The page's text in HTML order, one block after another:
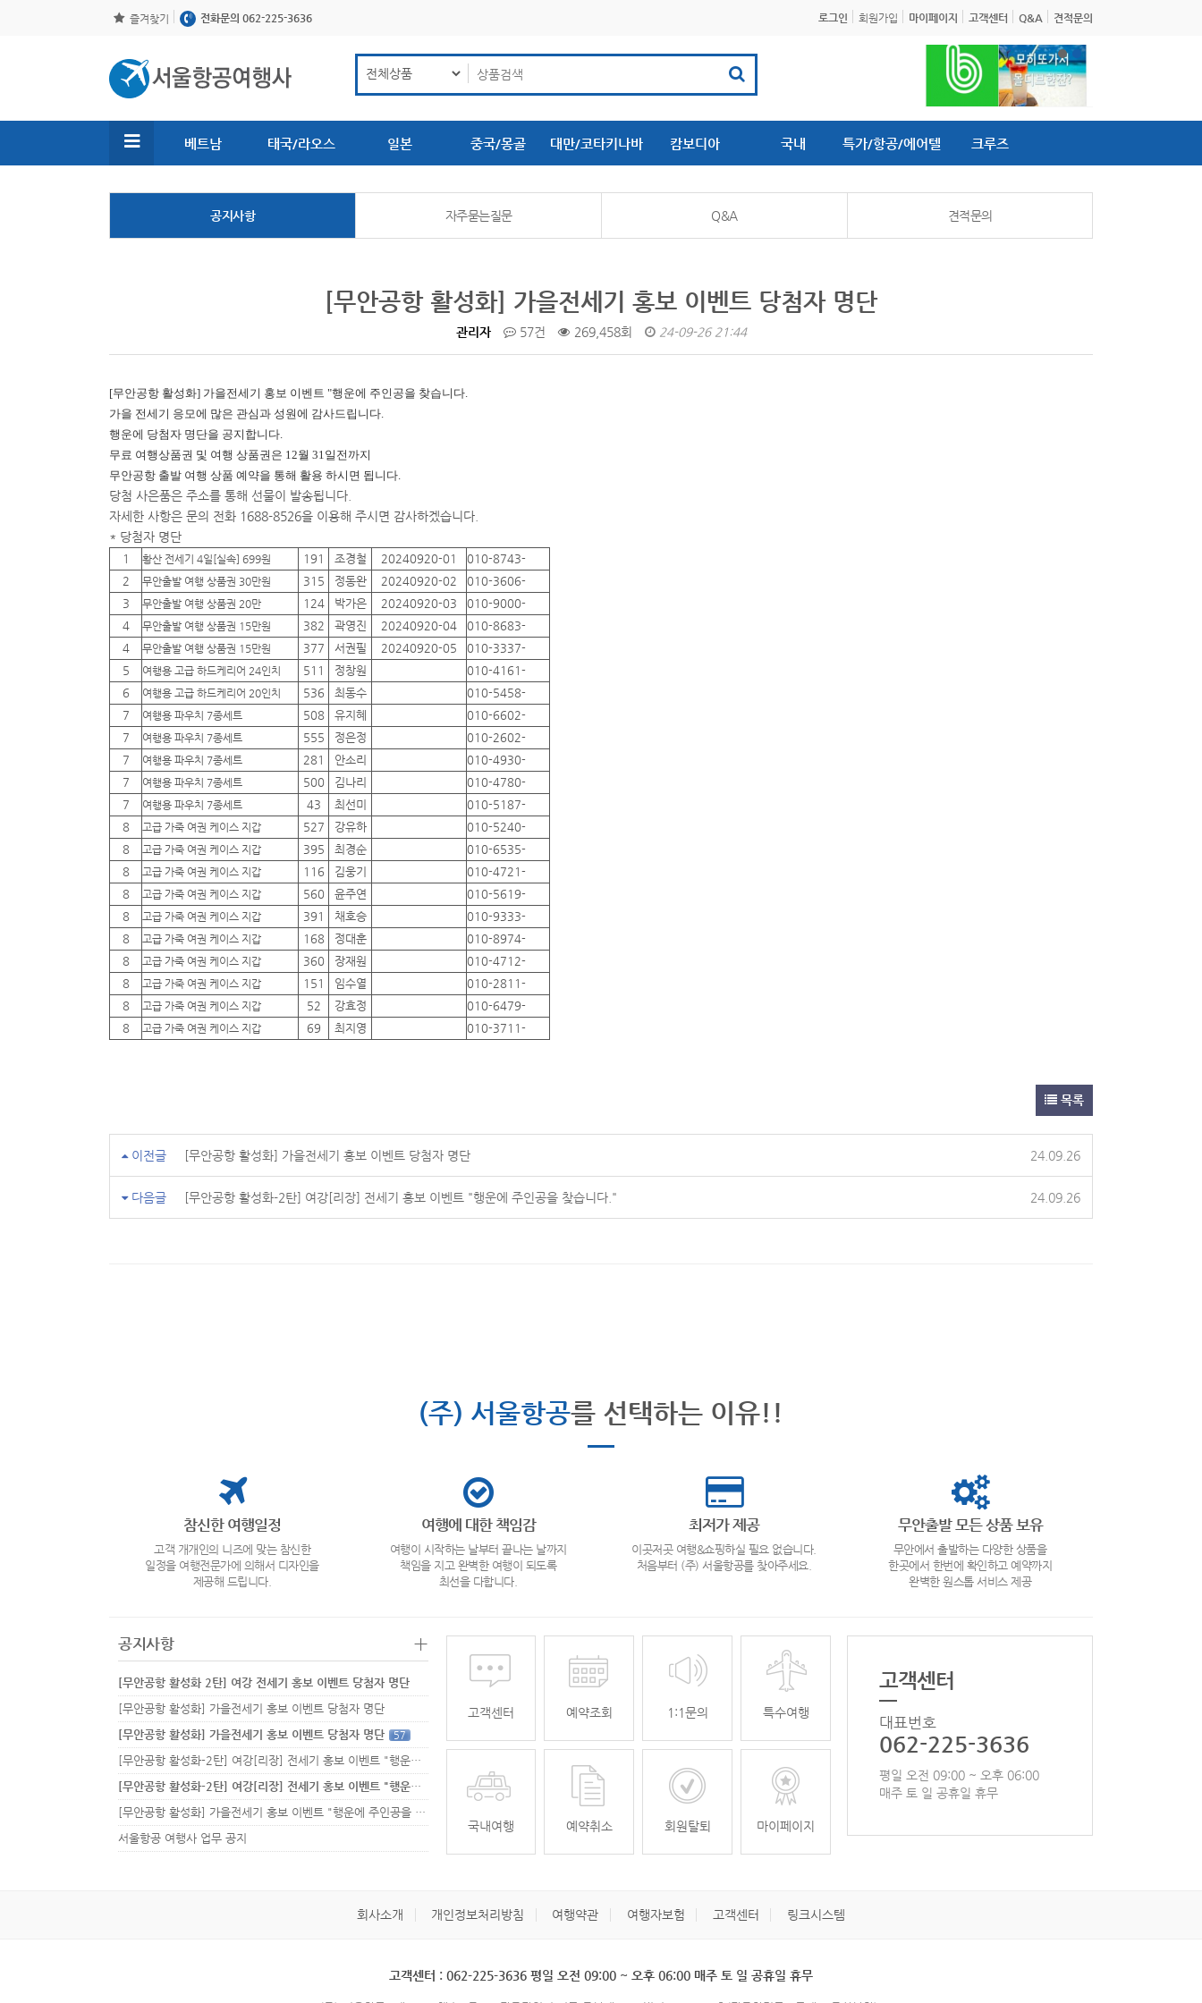
즐겨찾기 전화문의 062-225-3636 로그인 회원가입 마이페이지 고객센터 Q&A 견적문의
베트남 태국/라오스 일본 중국/몽골 대만/코타키나바
루
캄보디아 국내 특가/항공/에어텔 크루즈
공지사항 자주묻는질문 Q&A 견적문의
[무안공항 활성화] 가을전세기 홍보 이벤트 당첨자 명단
관리자 57건 269,458회 24-09-26 21:44
[무안공항 활성화] 가을전세기 홍보 이벤트 "행운에 주인공을 찾습니다.
가을 전세기 응모에 많은 관심과 성원에 감사드립니다.
행운에 당첨자 명단을 공지합니다.
무료 여행상품권 및 여행 상품권은 12월 31일전까지
무안공항 출발 여행 상품 예약을 통해 활용 하시면 됩니다.
당첨 사은품은 주소를 통해 선물이 발송됩니다.
자세한 사항은 문의 전화 1688-8526을 이용해 주시면 감사하겠습니다.
* 당첨자 명단
1 황산 전세기 4일[실속] 699원 191 조경철 20240920-01
010-8743-
2
무안출발 여행 상품권 30만원 315 정동완 20240920-02
010-3606-
3
무안출발 여행 상품권 20만 124 박가은 20240920-03
010-9000-
4
무안출발 여행 상품권 15만원 382 곽영진 20240920-04
010-8683-
4
무안출발 여행 상품권 15만원 377 서권필 20240920-05
010-3337-
5
여행용 고급 하드케리어 24인치 511 정창원
010-4161-
6
여행용 고급 하드케리어 20인치 536 최동수
010-5458-
7
여행용 파우치 7종세트 508 유지혜
010-6602-
7
여행용 파우치 7종세트 555 정은정
010-2602-
7
여행용 파우치 7종세트 281 안소리
010-4930-
7
여행용 파우치 7종세트 500 김나리
010-4780-
7
여행용 파우치 7종세트 43 최선미
010-5187-
8
고급 가죽 여권 케이스 지갑 527 강유하
010-5240-
8
고급 가죽 여권 케이스 지갑 395 최경순
010-6535-
8
고급 가죽 여권 케이스 지갑 116 김웅기
010-4721-
8
고급 가죽 여권 케이스 지갑 560 윤주연
010-5619-
8
고급 가죽 여권 케이스 지갑 391 채호승
010-9333-
8
고급 가죽 여권 케이스 지갑 168 정대훈
010-8974-
8
고급 가죽 여권 케이스 지갑 360 장재원
010-4712-
8
고급 가죽 여권 케이스 지갑 151 임수열
010-2811-
8
고급 가죽 여권 케이스 지갑 52 강효정
010-6479-
8
고급 가죽 여권 케이스 지갑 69 최지영 010-3711-
목록
이전글 [무안공항 활성화] 가을전세기 홍보 이벤트 당첨자 명단 24.09.26
다음글 [무안공항 활성화-2탄] 여강[리장] 전세기 홍보 이벤트 "행운에 주인공을 찾습니다." 24.09.26
(주) 서울항공를 선택하는 이유!!
참신한 여행일정
고객 개개인의 니즈에 맞는 참신한
일정을 여행전문가에 의해서 디자인을
제공해 드립니다.
여행에 대한 책임감
여행이 시작하는 날부터 끝나는 날까지
책임을 지고 완벽한 여행이 되도록
최선을 다합니다.
최저가 제공
이곳저곳 여행&쇼핑하실 필요 없습니다.
처음부터 (주) 서울항공를 찾아주세요.
무안출발 모든 상품 보유
무안에서 출발하는 다양한 상품을
한곳에서 한번에 확인하고 예약까지
완벽한 원스톱 서비스 제공
공지사항 +
[무안공항 활성화 2탄] 여강 전세기 홍보 이벤트 당첨자 명단
[무안공항 활성화] 가을전세기 홍보 이벤트 당첨자 명단
[무안공항 활성화] 가을전세기 홍보 이벤트 당첨자 명단
57
[무안공항 활성화-2탄] 여강[리장] 전세기 홍보 이벤트 "행운에 주인공…
[무안공항 활성화-2탄] 여강[리장] 전세기 홍보 이벤트 "행운에 주인공…
[무안공항 활성화] 가을전세기 홍보 이벤트 "행운에 주인공을 찾습니다."
서울항공 여행사 업무 공지
고객센터 예약조회 1:1문의 특수여행
국내여행 예약취소 회원탈퇴 마이페이지
고객센터
대표번호
062-225-3636
평일 오전 09:00 ~ 오후 06:00
매주 토 일 공휴일 휴무
회사소개 개인정보처리방침 여행약관 여행자보험 고객센터 링크시스템
고객센터 : 062-225-3636 평일 오전 09:00 ~ 오후 06:00 매주 토 일 공휴일 휴무